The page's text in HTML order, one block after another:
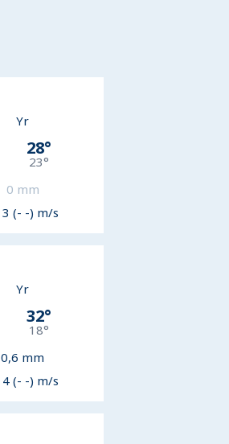
Yr
28°
23°
0 mm
3 (- -) m/s
Yr
32°
18°
0,6 mm
4 (- -) m/s